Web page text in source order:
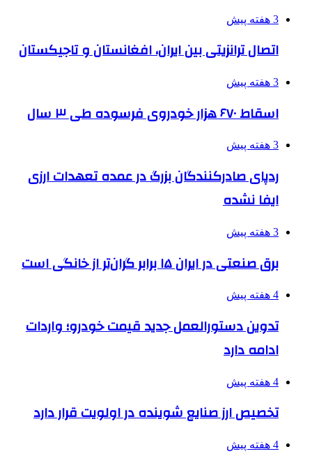
3 هفته پیش
اتصال ترانزیتی بین ایران، افغانستان و تاجیکستان
3 هفته پیش
اسقاط ۶۷۰ هزار خودروی فرسوده طی ۳ سال
3 هفته پیش
ردپای صادرکنندگان بزرگ در عمده تعهدات ارزی
ایفا نشده
3 هفته پیش
برق صنعتی در ایران ۱۵ برابر گران‌تر از خانگی است
4 هفته پیش
تدوین دستورالعمل جدید قیمت خودرو؛ واردات
ادامه دارد
4 هفته پیش
تخصیص ارز صنایع شوینده در اولویت قرار دارد
4 هفته پیش